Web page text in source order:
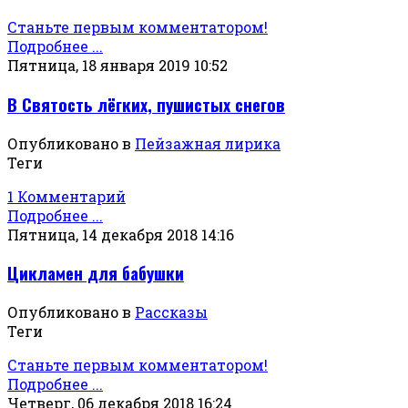
Станьте первым комментатором!
Подробнее ...
Пятница, 18 января 2019 10:52
В Святость лёгких, пушистых снегов
Опубликовано в Пейзажная лирика
Теги
1 Комментарий
Подробнее ...
Пятница, 14 декабря 2018 14:16
Цикламен для бабушки
Опубликовано в Рассказы
Теги
Станьте первым комментатором!
Подробнее ...
Четверг, 06 декабря 2018 16:24